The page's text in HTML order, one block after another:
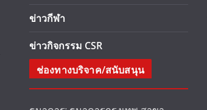
ข่าวกีฬา
ข่าวกิจกรรม CSR
ช่องทางบริจาค/สนับสนุน